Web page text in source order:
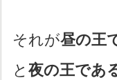
それが昼の王
と夜の王であ